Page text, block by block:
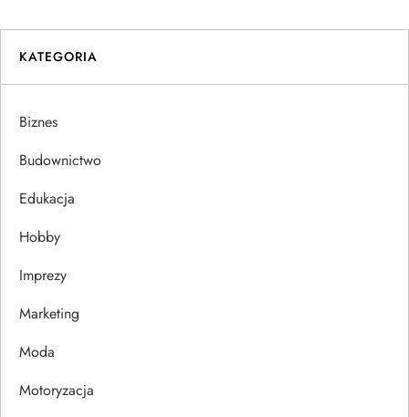
i
g
a
c
a
w
p
KATEGORIA
Biznes
Budownictwo
Edukacja
Hobby
Imprezy
Marketing
Moda
Motoryzacja